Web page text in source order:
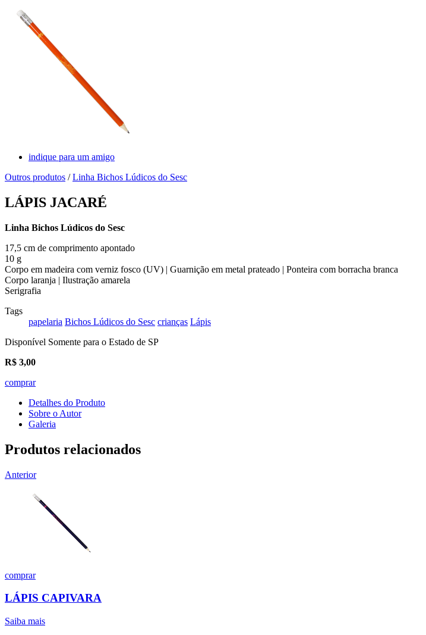
indique para um amigo
Outros produtos /Linha Bichos Lúdicos do Sesc
LÁPIS JACARÉ
Linha Bichos Lúdicos do Sesc
17,5 cm de comprimento apontado
10 g
Corpo em madeira com verniz fosco (UV) | Guarnição em metal prateado | Ponteira com borracha branca
Corpo laranja | Ilustração amarela
Serigrafia
Tags
papelaria Bichos Lúdicos do Sesc crianças Lápis
Disponível Somente para o Estado de SP
R$ 3,00
comprar
Detalhes do Produto
Sobre o Autor
Galeria
Produtos relacionados
Anterior
comprar
LÁPIS CAPIVARA
Saiba mais